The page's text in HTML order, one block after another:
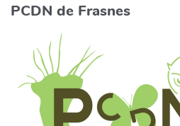
PCDN de Frasnes